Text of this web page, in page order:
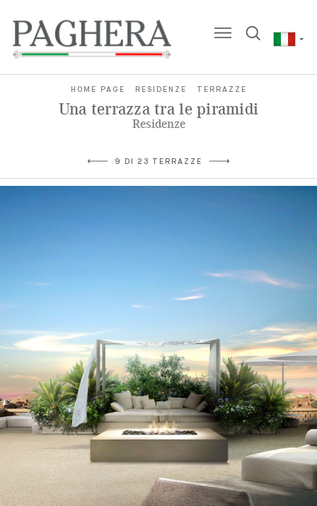
HOME PAGE RESIDENZE TERRAZZE
Una terrazza tra le piramidi
Residenze
9 DI 23 TERRAZZE